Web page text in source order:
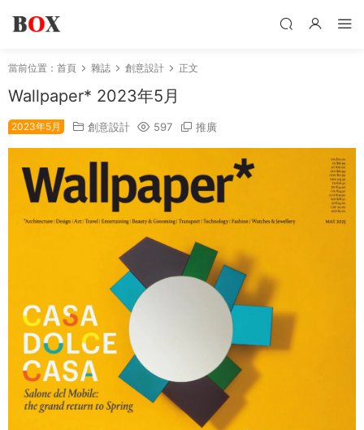
當前位置： 首頁 雜誌 創意設計 正文
Wallpaper* 2023年5月
2023年5月 創意設計 597 推廣